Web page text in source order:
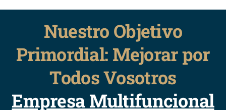
Nuestro Objetivo
Primordial: Mejorar por
Todos Vosotros
Empresa Multifuncional